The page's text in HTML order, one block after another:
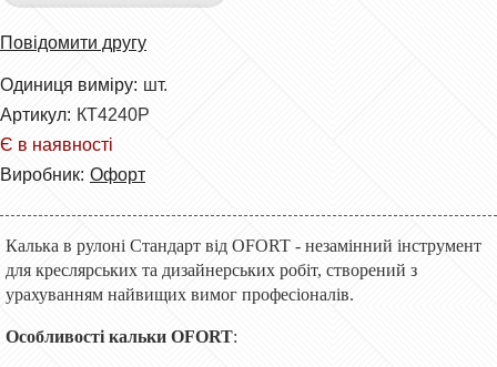
Повідомити другу
Одиниця виміру: шт.
Артикул: КТ4240Р
Є в наявності
Виробник: Офорт
Калька в рулоні Стандарт від OFORT - незамінний інструмент
для креслярських та дизайнерських робіт, створений з
урахуванням найвищих вимог професіоналів.
Особливості кальки OFORT: